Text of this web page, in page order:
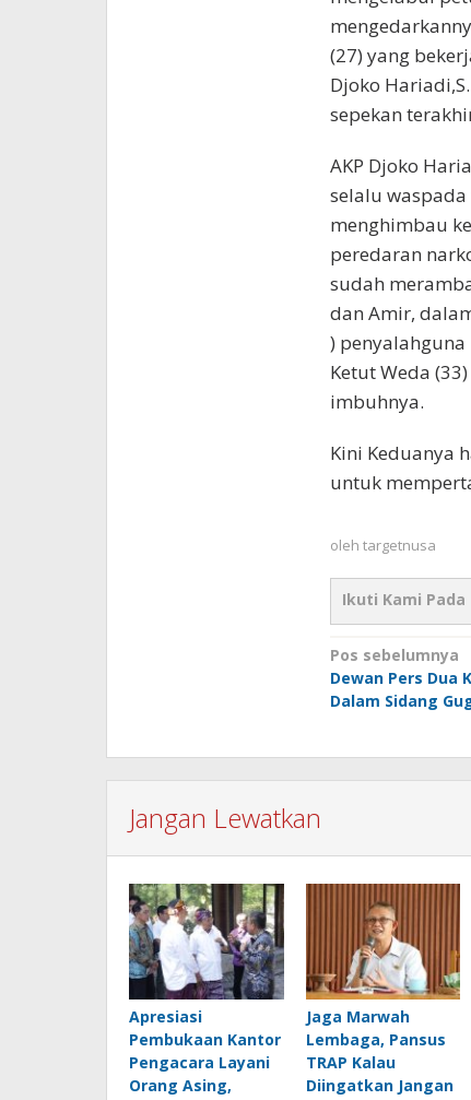
(27) yang
Djoko
sepekan
AKP Djoko
selalu
menghimbau
peredaran
sudah
dan Amir,
)
Ketut Weda
imbuhnya.
Kini Keduanya
untuk
oleh targetnusa
Ikuti Kami Pada
Navigasi
pos
Pos sebelumnya
Dewan Pers Dua
Dalam Sidang
Jangan Lewatkan
Apresiasi
Pembukaan Kantor
Pengacara Layani
Orang Asing,
Jaga Marwah
Lembaga, Pansus
TRAP Kalau
Diingatkan Jangan